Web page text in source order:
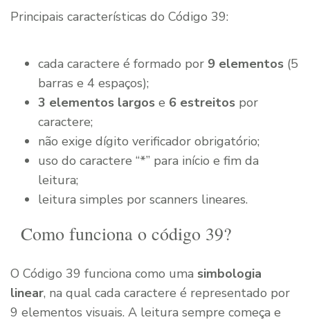
Principais características do Código 39:
cada caractere é formado por 9 elementos (5
barras e 4 espaços);
3 elementos largos e 6 estreitos por
caractere;
não exige dígito verificador obrigatório;
uso do caractere “*” para início e fim da
leitura;
leitura simples por scanners lineares.
Como funciona o código 39?
O Código 39 funciona como uma simbologia
linear, na qual cada caractere é representado por
9 elementos visuais. A leitura sempre começa e